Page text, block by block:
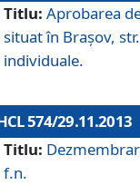
Titlu: Aprobarea
situat în Braşov,
individuale.
574/29.11.2013
Titlu:
f.n.